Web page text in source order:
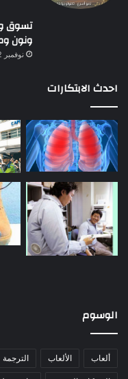
تسوق
ونون
نوفمبر 22, 2021
احدث الابتكارات
الوسوم
ألعاب الألعاب الترجمة